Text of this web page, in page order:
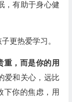
，有助于身心健
更热爱学习。
重，而是你的用
爱和关心，远比
下你的焦虑，用